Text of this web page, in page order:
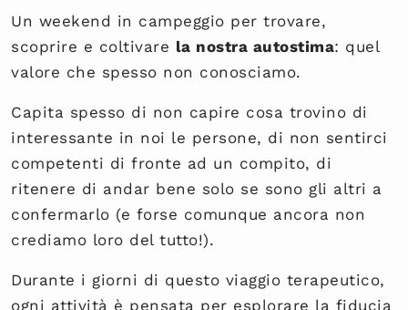
Un weekend in campeggio per trovare,
scoprire e coltivare la nostra autostima: quel
valore che spesso non conosciamo.
Capita spesso di non capire cosa trovino di
interessante in noi le persone, di non sentirci
competenti di fronte ad un compito, di
ritenere di andar bene solo se sono gli altri a
confermarlo (e forse comunque ancora non
crediamo loro del tutto!).
Durante i giorni di questo viaggio terapeutico,
ogni attività è pensata per esplorare la fiducia